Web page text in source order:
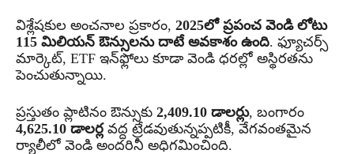
విశ్లేషకుల అంచనాల ప్రకారం, 2025లో ప్రపంచ వెండి లోటు
115 మిలియన్ ఔన్సులను దాటే అవకాశం ఉంది. ఫ్యూచర్స్
మార్కెట్, ETF ఇన్‌ఫ్లోలు కూడా వెండి ధరల్లో అస్థిరతను
పెంచుతున్నాయి.
ప్రస్తుతం ప్లాటినం ఔన్సుకు 2,409.10 డాలర్లు, బంగారం
4,625.10 డాలర్లవద్ద ట్రేడవుతున్నప్పటికీ, వేగవంతమైన
ర్యాలీలో వెండి అందరినీ అధిగమించింది.